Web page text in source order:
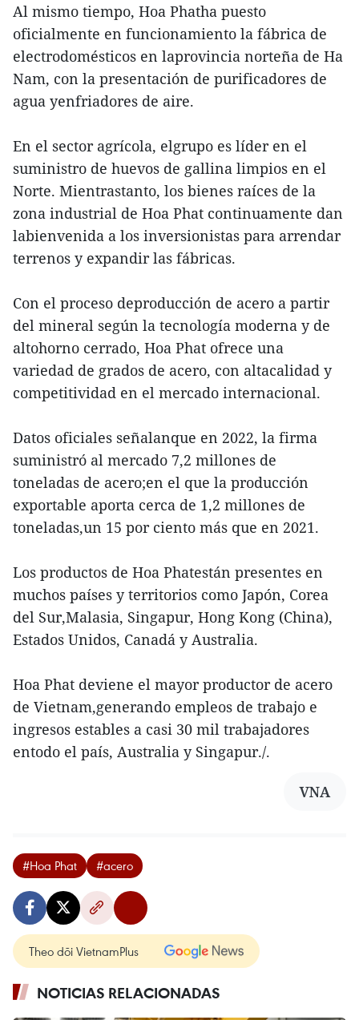
Al mismo tiempo, Hoa Phatha puesto
oficialmente en funcionamiento la fábrica de
electrodomésticos en laprovincia norteña de Ha
Nam, con la presentación de purificadores de
agua yenfriadores de aire.
En el sector agrícola, elgrupo es líder en el
suministro de huevos de gallina limpios en el
Norte. Mientrastanto, los bienes raíces de la
zona industrial de Hoa Phat continuamente dan
labienvenida a los inversionistas para arrendar
terrenos y expandir las fábricas.
Con el proceso deproducción de acero a partir
del mineral según la tecnología moderna y de
altohorno cerrado, Hoa Phat ofrece una
variedad de grados de acero, con altacalidad y
competitividad en el mercado internacional.
Datos oficiales señalanque en 2022, la firma
suministró al mercado 7,2 millones de
toneladas de acero;en el que la producción
exportable aporta cerca de 1,2 millones de
toneladas,un 15 por ciento más que en 2021.
Los productos de Hoa Phatestán presentes en
muchos países y territorios como Japón, Corea
del Sur,Malasia, Singapur, Hong Kong (China),
Estados Unidos, Canadá y Australia.
Hoa Phat deviene el mayor productor de acero
de Vietnam,generando empleos de trabajo e
ingresos estables a casi 30 mil trabajadores
entodo el país, Australia y Singapur./.
VNA
#Hoa Phat #acero
Theo dõi VietnamPlus
NOTICIAS RELACIONADAS